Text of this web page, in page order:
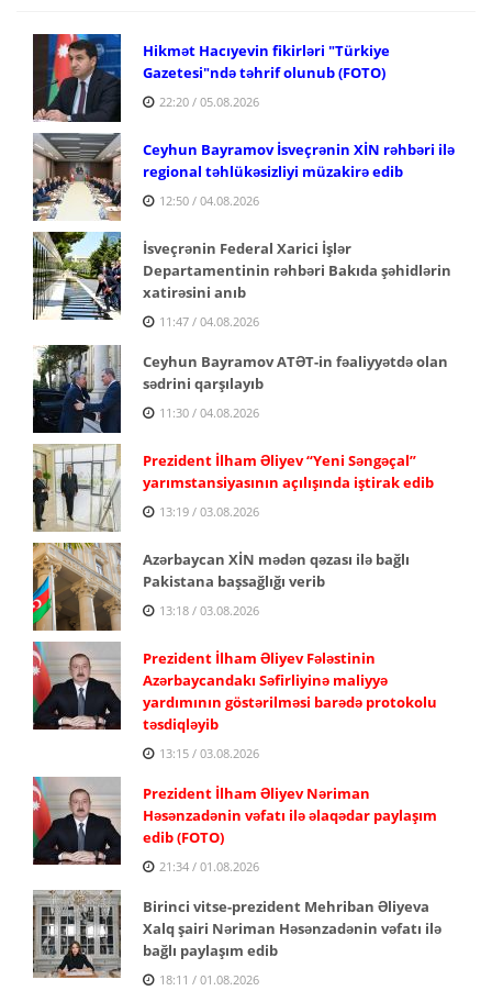
Hikmət Hacıyevin fikirləri "Türkiye
Gazetesi"ndə təhrif olunub (FOTO)
22:20 / 05.08.2026
Ceyhun Bayramov İsveçrənin XİN rəhbəri ilə
regional təhlükəsizliyi müzakirə edib
12:50 / 04.08.2026
İsveçrənin Federal Xarici İşlər
Departamentinin rəhbəri Bakıda şəhidlərin
xatirəsini anıb
11:47 / 04.08.2026
Ceyhun Bayramov ATƏT-in fəaliyyətdə olan
sədrini qarşılayıb
11:30 / 04.08.2026
Prezident İlham Əliyev “Yeni Səngəçal”
yarımstansiyasının açılışında iştirak edib
13:19 / 03.08.2026
Azərbaycan XİN mədən qəzası ilə bağlı
Pakistana başsağlığı verib
13:18 / 03.08.2026
Prezident İlham Əliyev Fələstinin
Azərbaycandakı Səfirliyinə maliyyə
yardımının göstərilməsi barədə protokolu
təsdiqləyib
13:15 / 03.08.2026
Prezident İlham Əliyev Nəriman
Həsənzadənin vəfatı ilə əlaqədar paylaşım
edib (FOTO)
21:34 / 01.08.2026
Birinci vitse-prezident Mehriban Əliyeva
Xalq şairi Nəriman Həsənzadənin vəfatı ilə
bağlı paylaşım edib
18:11 / 01.08.2026